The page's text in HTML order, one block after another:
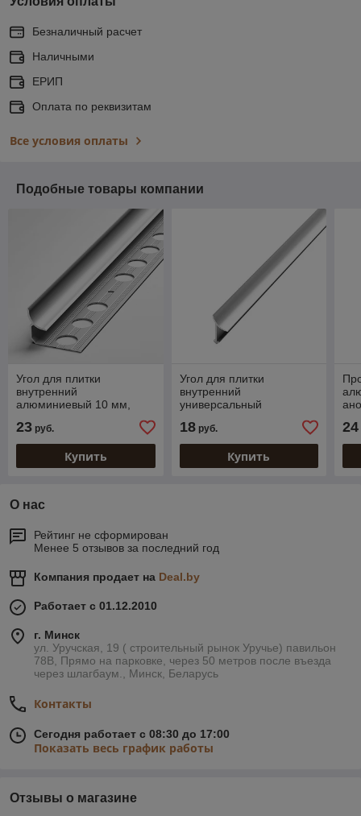
Безналичный расчет
Наличными
ЕРИП
Оплата по реквизитам
Все условия оплаты
Подобные товары компании
Угол для плитки
внутренний
алюминиевый 10 мм,
анодированный серебро
270 см
23 руб.
Купить
Угол для плитки
внутренний
универсальный
анодированный серебро
270 см
18руб.
Купить
24
О нас
Рейтинг не сформирован
Менее 5 отзывов за последний год
Компания продает на Deal.by
Работает с 01.12.2010
г. Минск
ул. Уручская, 19 ( строительный рынок Уручье) павильон
78В, Прямо на парковке, через 50 метров после въезда
через шлагбаум., Минск, Беларусь
Контакты
Сегодня работает с 08:30 до 17:00
Показать весь график работы
Отзывы о магазине